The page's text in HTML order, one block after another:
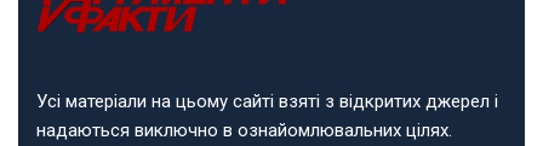
Усі матеріали на цьому сайті взяті з відкритих джерел і
надаються виключно в ознайомлювальних цілях.